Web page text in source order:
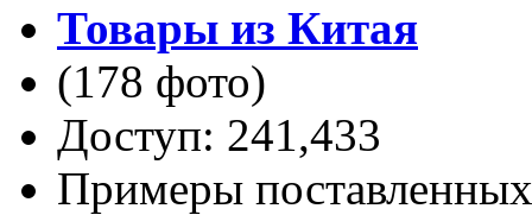
Товары из Китая
(178 фото)
Доступ: 241,433
Примеры